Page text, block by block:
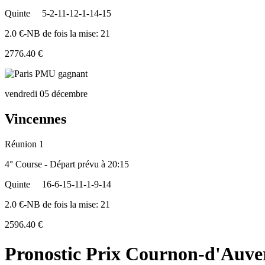
Quinte
5-2-11-12-1-14-15
2.0 €-NB de fois la mise: 21
2776.40 €
vendredi 05 décembre
Vincennes
Réunion 1
4° Course - Départ prévu à 20:15
Quinte
16-6-15-11-1-9-14
2.0 €-NB de fois la mise: 21
2596.40 €
Pronostic Prix Cournon-